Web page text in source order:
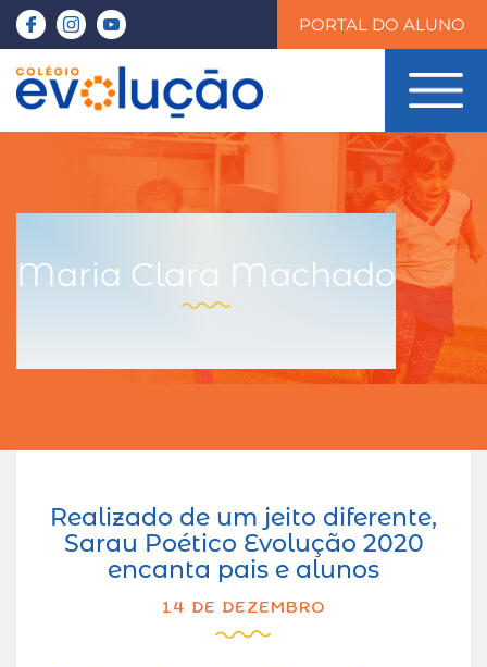
PORTAL DO ALUNO
Maria Clara Machado
Realizado de um jeito diferente,
Sarau Poético Evolução 2020
encanta pais e alunos
14 DE DEZEMBRO